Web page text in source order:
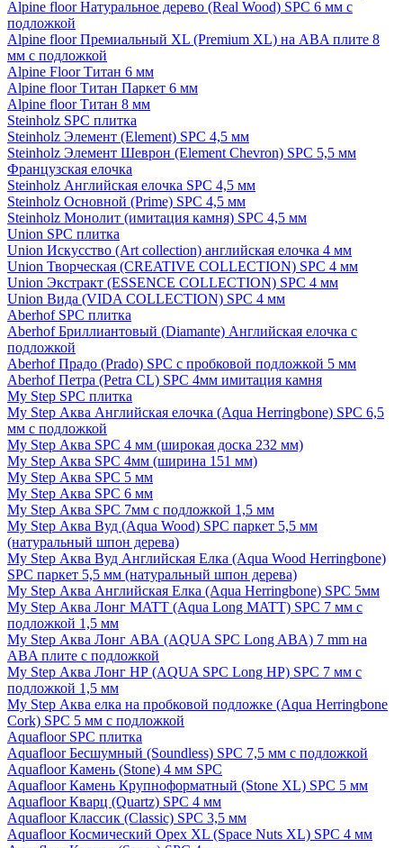
Alpine floor Натуральное дерево (Real Wood) SPC 6 мм с
подложкой
Alpine floor Премиальный XL (Premium XL) на ABA плите 8
мм с подложкой
Alpine Floor Титан 6 мм
Alpine floor Титан Паркет 6 мм
Alpine floor Титан 8 мм
Steinholz SPC плитка
Steinholz Элемент (Element) SPC 4,5 мм
Steinholz Элемент Шеврон (Element Chevron) SPC 5,5 мм
Французская елочка
Steinholz Английская елочка SPC 4,5 мм
Steinholz Основной (Prime) SPC 4,5 мм
Steinholz Монолит (имитация камня) SPC 4,5 мм
Union SPC плитка
Union Искусство (Art collection) английская елочка 4 мм
Union Творческая (CREATIVE COLLECTION) SPC 4 мм
Union Экстракт (ESSENCE COLLECTION) SPC 4 мм
Union Вида (VIDA COLLECTION) SPC 4 мм
Aberhof SPC плитка
Aberhof Бриллиантовый (Diamante) Английская елочка с
подложкой
Aberhof Прадо (Prado) SPC с пробковой подложкой 5 мм
Aberhof Петра (Petra CL) SPC 4мм имитация камня
My Step SPC плитка
My Step Аква Английская елочка (Aqua Herringbone) SPC 6,5
мм с подложкой
My Step Аква SPC 4 мм (широкая доска 232 мм)
My Step Аква SPC 4мм (ширина 151 мм)
My Step Аква SPC 5 мм
My Step Аква SPC 6 мм
My Step Аква SPC 7мм c подложкой 1,5 мм
My Step Аква Вуд (Aqua Wood) SPC паркет 5,5 мм
(натуральный шпон дерева)
My Step Аква Вуд Английская Елка (Aqua Wood Herringbone)
SPC паркет 5,5 мм (натуральный шпон дерева)
My Step Аква Английская Елка (Aqua Herringbone) SPC 5мм
My Step Аква Лонг MATT (Aqua Long MATT) SPC 7 мм с
подложкой 1,5 мм
My Step Аква Лонг АВА (AQUA SPC Long ABA) 7 mm на
ABA плите с подложкой
My Step Аква Лонг НР (AQUA SPC Long HP) SPC 7 мм с
подложкой 1,5 мм
My Step Аква елка на пробковой подложке (Aqua Herringbone
Cork) SPC 5 мм с подложкой
Aquafloor SPC плитка
Aquafloor Бесшумный (Soundless) SPC 7,5 мм с подложкой
Aquafloor Камень (Stone) 4 мм SPC
Aquafloor Камень Крупноформатный (Stone XL) SPC 5 мм
Aquafloor Кварц (Quartz) SPC 4 мм
Aquafloor Классик (Classic) SPC 3,5 мм
Aquafloor Космический Орех XL (Space Nuts XL) SPC 4 мм